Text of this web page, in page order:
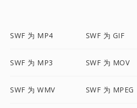
SWF 为 MP4 SWF 为 GIF
SWF 为 MP3 SWF 为 MOV
SWF 为 WMV SWF 为 MPEG